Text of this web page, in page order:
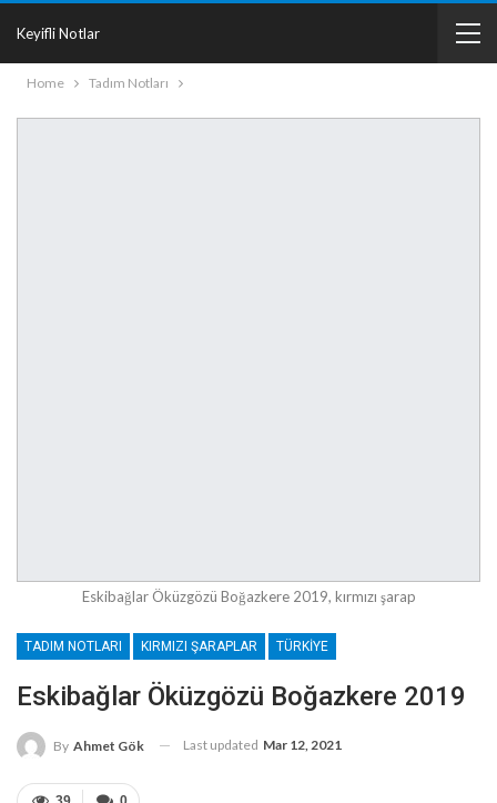
Keyifli Notlar
Home Tadım Notları
Eskibağlar Öküzgözü Boğazkere 2019, kırmızı şarap
TADIM NOTLARI KIRMIZI ŞARAPLAR TÜRKIYE
Eskibağlar Öküzgözü Boğazkere 2019
By Ahmet Gök Last updated Mar 12, 2021